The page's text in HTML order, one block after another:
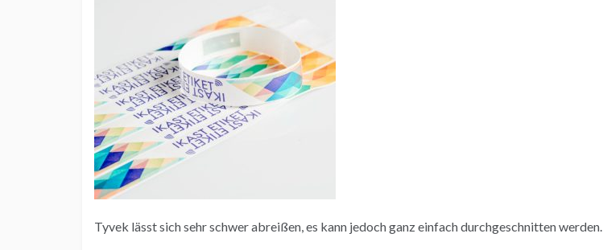
Tyvek lässt sich sehr schwer abreißen, es kann jedoch ganz einfach durchgeschnitten werden.